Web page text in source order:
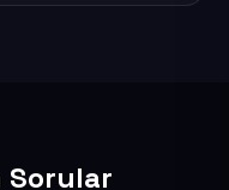
Sorular